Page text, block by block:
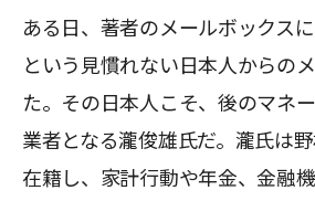
ある日、著者のメールボックス
という見慣れない日本人からの
た。その日本人こそ、後のマネ
業者となる瀧俊雄氏だ。瀧氏は
在籍し、家計行動や年金、金融